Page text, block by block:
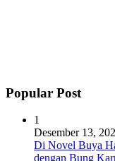
Popular Post
1
Desember 13,
Di Novel Buya
dengan Bung